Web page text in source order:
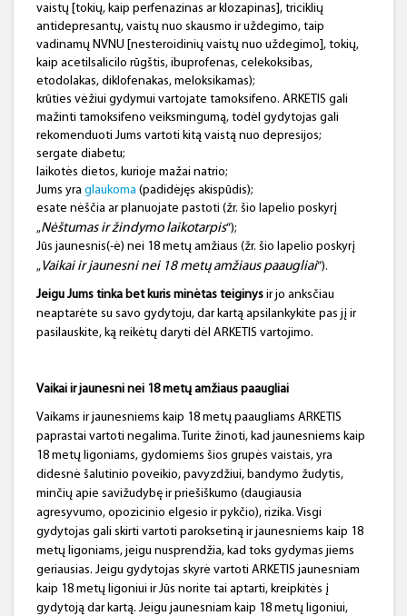
vaistų [tokių, kaip perfenazinas ar klozapinas], triciklių
antidepresantų, vaistų nuo skausmo ir uždegimo, taip
vadinamų NVNU [nesteroidinių vaistų nuo uždegimo], tokių,
kaip acetilsalicilo rūgštis, ibuprofenas, celekoksibas,
etodolakas, diklofenakas, meloksikamas);
krūties vėžiui gydymui vartojate tamoksifeno. ARKETIS gali
mažinti tamoksifeno veiksmingumą, todėl gydytojas gali
rekomenduoti Jums vartoti kitą vaistą nuo depresijos;
sergate diabetu;
laikotės dietos, kurioje mažai natrio;
Jums yra glaukoma (padidėjęs akispūdis);
esate nėščia ar planuojate pastoti (žr. šio lapelio poskyrį
„Nėštumas ir žindymo laikotarpis“);
Jūs jaunesnis(-ė) nei 18 metų amžiaus (žr. šio lapelio poskyrį
„Vaikai ir jaunesni nei 18 metų amžiaus paaugliai“).
Jeigu Jums tinka bet kuris minėtas teiginys ir jo anksčiau
neaptarėte su savo gydytoju, dar kartą apsilankykite pas jį ir
pasilauskite, ką reikėtų daryti dėl ARKETIS vartojimo.
Vaikai ir jaunesni nei 18 metų amžiaus paaugliai
Vaikams ir jaunesniems kaip 18 metų paaugliams ARKETIS
paprastai vartoti negalima. Turite žinoti, kad jaunesniems kaip
18 metų ligoniams, gydomiems šios grupės vaistais, yra
didesnė šalutinio poveikio, pavyzdžiui, bandymo žudytis,
minčių apie savižudybę ir priešiškumo (daugiausia
agresyvumo, opozicinio elgesio ir pykčio), rizika. Visgi
gydytojas gali skirti vartoti paroksetiną ir jaunesniems kaip 18
metų ligoniams, jeigu nusprendžia, kad toks gydymas jiems
geriausias. Jeigu gydytojas skyrė vartoti ARKETIS jaunesniam
kaip 18 metų ligoniui ir Jūs norite tai aptarti, kreipkitės į
gydytoją dar kartą. Jeigu jaunesniam kaip 18 metų ligoniui,